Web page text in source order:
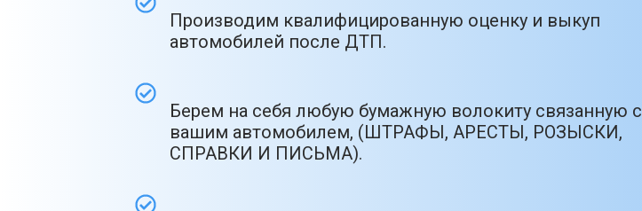
Производим квалифицированную оценку и выкуп
автомобилей после ДТП.
Берем на себя любую бумажную волокиту связанную с
вашим автомобилем, (ШТРАФЫ, АРЕСТЫ, РОЗЫСКИ,
СПРАВКИ И ПИСЬМА).